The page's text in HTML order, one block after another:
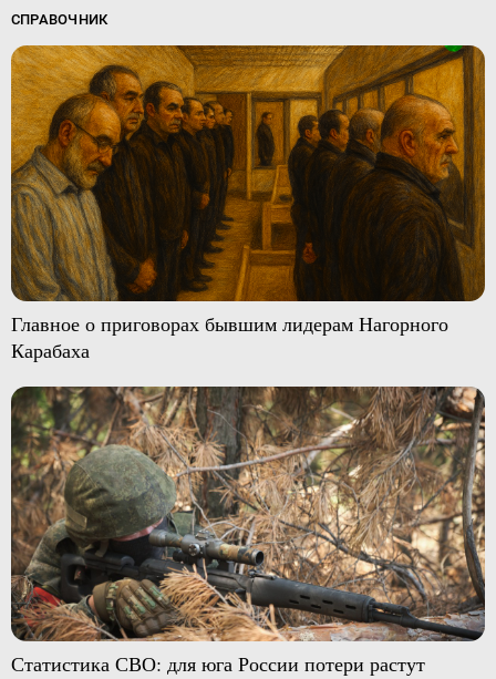
СПРАВОЧНИК
Главное о приговорах бывшим лидерам Нагорного
Карабаха
Статистика СВО: для юга России потери растут